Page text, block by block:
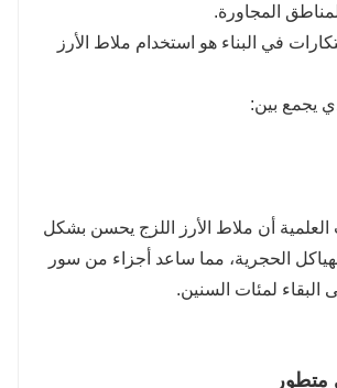
المجاورة.
في البناء هو استخدام ملاط الأرز
يجمع بين:
أن ملاط الأرز اللزج يحسن بشكل
الحجرية، مما ساعد أجزاء من سور
البقاء لمئات السنين.